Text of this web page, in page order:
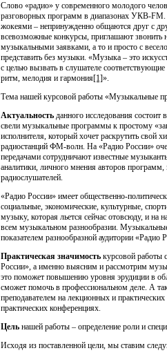
Слово «радио» у современного молодого
разговорных программ в диапазонах УКВ-
жокеями – непринужденно общаются друг с
всевозможные конкурсы, приглашают звонить
музыкальными заявками, а то и просто с
представить без музыки. «Музыка – это
с целью вызвать в слушателе
ритм, мелодия и гармония[1]».
Тема нашей курсовой работы «Музыкальные
Актуальность данного исследования
свели музыкальные программы к простому
исполнителя, который хочет раскрутить свой
радиостанций ФМ-волн. На «Радио России»
передачами сотрудничают известные
аналитики, личного мнения авторов
радиослушателей.
«Радио России» имеет общественно-
социальные, экономические, культурные,
музыку, которая льется сейчас отовсюду, и на
всем музыкальном разнообразии.
показателем разнообразной аудитории «Радио
Практическая значимость курсовой работы
России», а именно выясним и рассмотрим
это поможет повышению уровня эрудиции в
сможет помочь в профессиональном деле. А
преподавателем на лекционных и
практических конференциях.
Цель нашей работы – определение роли и
Исходя из поставленной цели, мы ставим